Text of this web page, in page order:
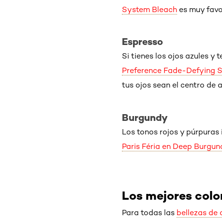
System Bleach es muy
Espresso
Si tienes los ojos azules y
Preference Fade-Defying
tus ojos sean el centro de
Burgundy
Los tonos rojos y
Paris Féria en Deep
Los mejores
Para todas las bellezas de